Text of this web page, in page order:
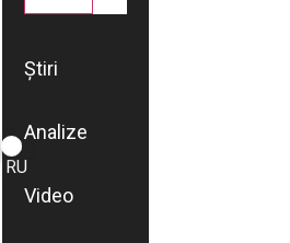
ROMÂNĂ
RU
Știri
Analize
Video